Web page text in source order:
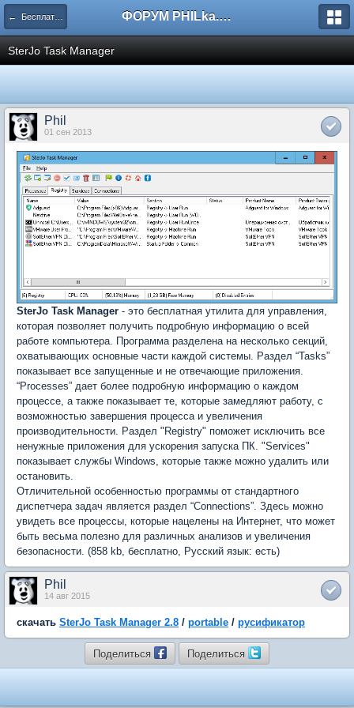
← Бесплатные программы ФОРУМ PHILka.RU
SterJo Task Manager
Phil
01 сен 2013
SterJo Task Manager - это бесплатная утилита для управления,
которая позволяет получить подробную информацию о всей
работе компьютера. Программа разделена на несколько секций,
охватывающих основные части каждой системы. Раздел “Tasks”
показывает все запущенные и не отвечающие приложения.
“Processes” дает более подробную информацию о каждом
процессе, а также показывает те, которые замедляют работу, с
возможностью завершения процесса и увеличения
производительности. Раздел "Registry" поможет исключить все
ненужные приложения для ускорения запуска ПК. "Services"
показывает службы Windows, которые также можно удалить или
остановить.
Отличительной особенностью программы от стандартного
диспетчера задач является раздел “Connections”. Здесь можно
увидеть все процессы, которые нацелены на Интернет, что может
быть весьма полезно для различных анализов и увеличения
безопасности. (858 kb, бесплатно, Русский язык: есть)
Phil
14 авг 2015
скачать SterJo Task Manager 2.8 / portable / русификатор
Поделиться Поделиться